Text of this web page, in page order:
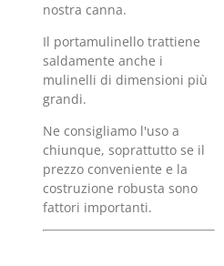
nostra canna.
Il portamulinello trattiene
saldamente anche i
mulinelli di dimensioni più
grandi.
Ne consigliamo l'uso a
chiunque, soprattutto se il
prezzo conveniente e la
costruzione robusta sono
fattori importanti.